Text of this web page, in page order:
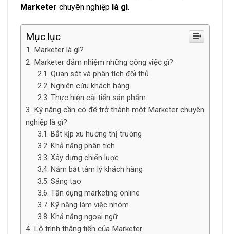
Marketer chuyên nghiệp là gì.
Mục lục
Marketer là gì?
Marketer đảm nhiệm những công việc gì?
Quan sát và phân tích đối thủ
Nghiên cứu khách hàng
Thực hiện cải tiến sản phẩm
Kỹ năng cần có để trở thành một Marketer chuyên
nghiệp là gì?
Bắt kịp xu hướng thị trường
Khả năng phân tích
Xây dựng chiến lược
Nắm bắt tâm lý khách hàng
Sáng tạo
Tận dụng marketing online
Kỹ năng làm việc nhóm
Khả năng ngoại ngữ
Lộ trình thăng tiến của Marketer